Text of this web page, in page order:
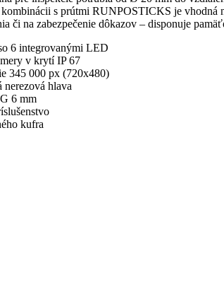
s prútmi RUNPOSTICKS je vhodná
či na zabezpečenie dôkazov – disponuje
6 integrovanými LED
v krytí IP 67
345 000 px (720x480)
nerezová hlava
6 mm
kufra